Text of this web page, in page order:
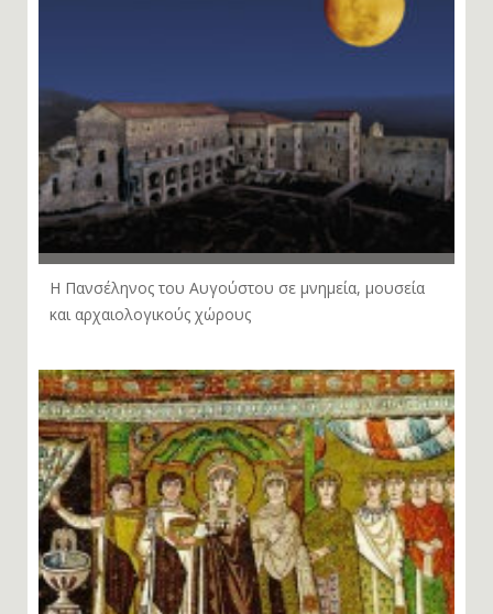
Η Πανσέληνος του Αυγούστου σε μνημεία, μουσεία
και αρχαιολογικούς χώρους